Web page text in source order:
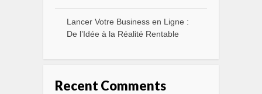
Lancer Votre Business en Ligne :
De l’Idée à la Réalité Rentable
Recent Comments